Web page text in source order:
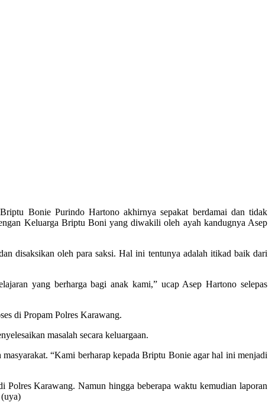
Bonie Purindo Hartono akhirnya sepakat berdamai dan tidak
Keluarga Briptu Boni yang diwakili oleh ayah kandugnya Asep
disaksikan oleh para saksi. Hal ini tentunya adalah itikad baik dari
yang berharga bagi anak kami,” ucap Asep Hartono selepas
di Propam Polres Karawang.
masalah secara keluargaan.
“Kami berharap kepada Briptu Bonie agar hal ini menjadi
Karawang. Namun hingga beberapa waktu kemudian laporan